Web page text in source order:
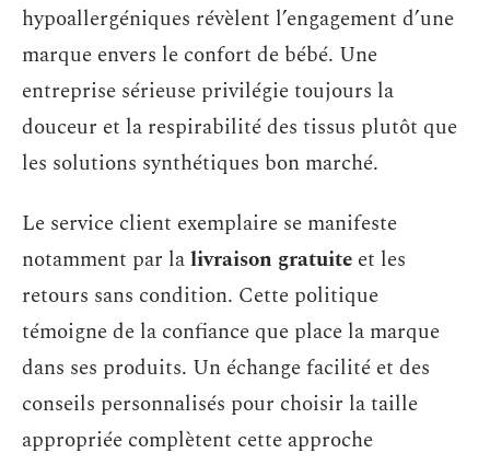
hypoallergéniques révèlent l’engagement d’une
marque envers le confort de bébé. Une
entreprise sérieuse privilégie toujours la
douceur et la respirabilité des tissus plutôt que
les solutions synthétiques bon marché.
Le service client exemplaire se manifeste
notamment par lalivraison gratuite et les
retours sans condition. Cette politique
témoigne de la confiance que place la marque
dans ses produits. Un échange facilité et des
conseils personnalisés pour choisir la taille
appropriée complètent cette approche